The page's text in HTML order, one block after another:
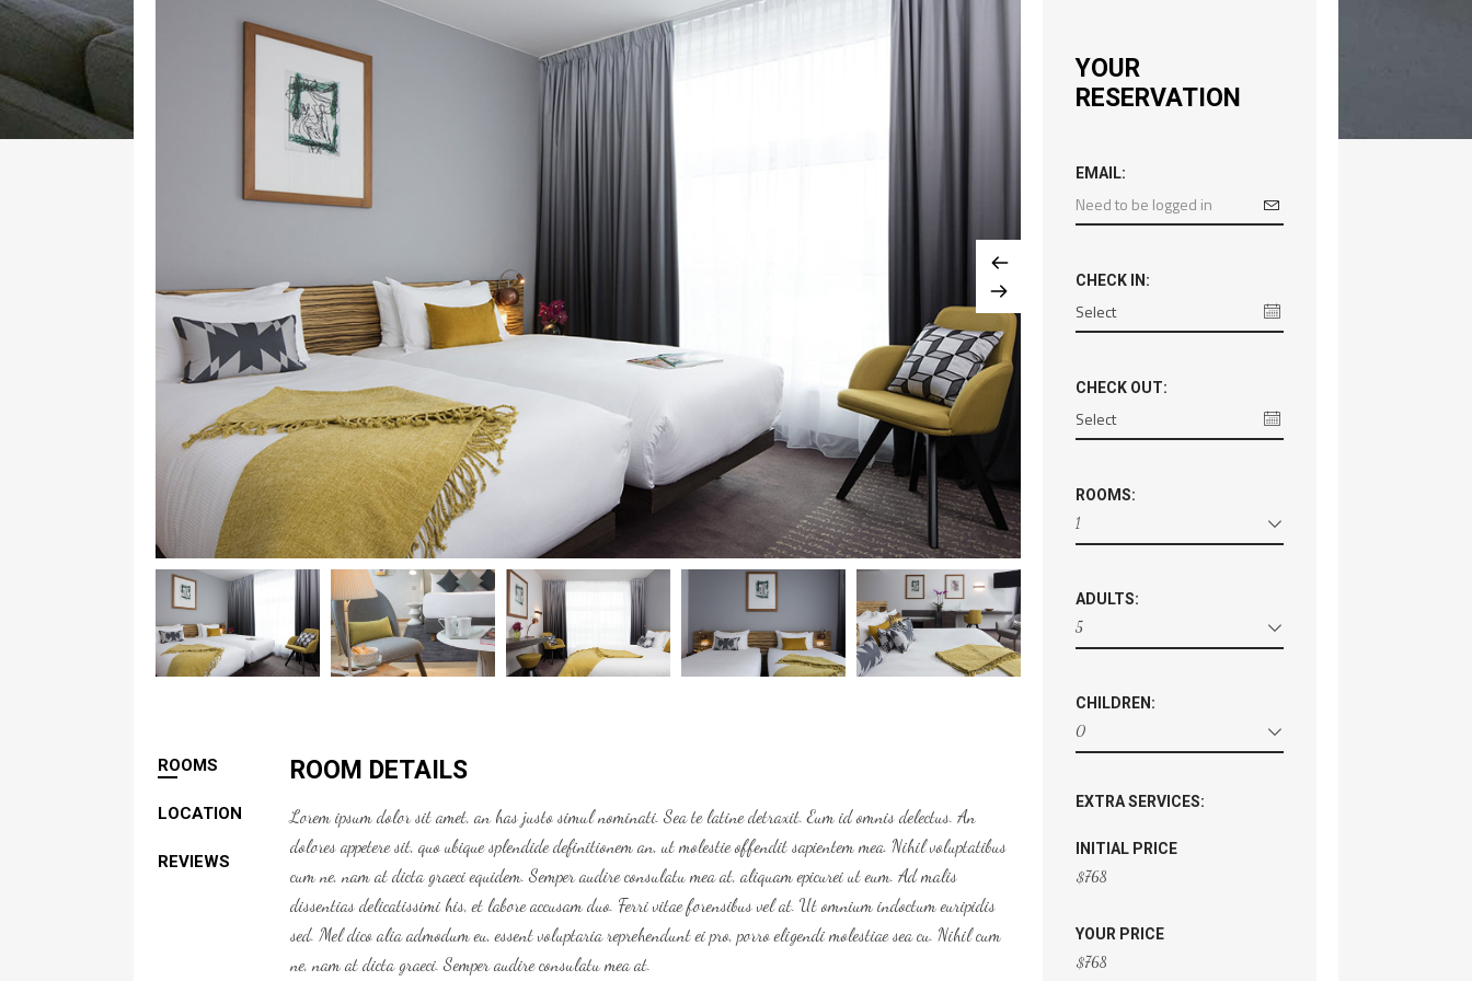
ROOMS
LOCATION
REVIEWS
ROOM DETAILS
Lorem ipsum dolor sit amet, an has justo simul nominati. Sea te latine detraxit. Eum id omnis delectus. An
dolores appetere sit, quo ubique splendide definitionem an, ut molestie offendit sapientem mea. Nihil voluptatibus
cum ne, nam at dicta graeci equidem. Semper audire consulatu mea at, aliquam epicurei ut eum. Ad malis
dissentias delicatissimi his, et labore accusam duo. Ferri vitae forensibus vel at. Ut omnium indoctum euripidis
sed. Mel dico alia admodum eu, essent voluptaria reprehendunt ei pro, porro eligendi molestiae sea cu. Nihil cum
ne, nam at dicta graeci. Semper audire consulatu mea at.
YOUR
RESERVATION
EMAIL:
CHECK IN:
CHECK OUT:
ROOMS:
1
ADULTS:
5
CHILDREN:
0
EXTRA SERVICES:
INITIAL PRICE
$768
YOUR PRICE
$768